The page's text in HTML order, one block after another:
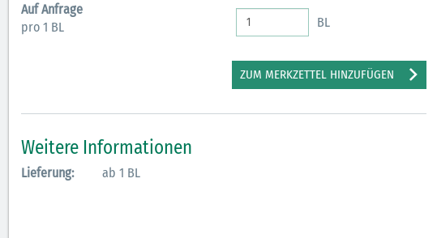
Auf Anfrage
pro 1 BL
BL
ZUM MERKZETTEL HINZUFÜGEN
Weitere Informationen
Lieferung: ab 1 BL